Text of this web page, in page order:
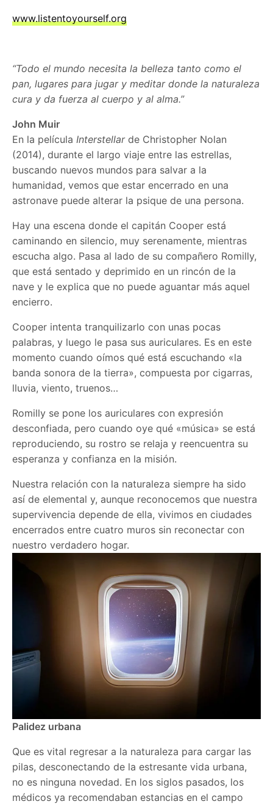
www.listentoyourself.org
“Todo el mundo necesita la belleza tanto comoel
pan, lugares para jugar y meditardonde la naturaleza
cura y da fuerza al cuerpo y al alma.”
John Muir
En la película Interstellarde Christopher Nolan
(2014), durante el largo viaje entre las estrellas,
buscando nuevos mundos para salvar a la
humanidad, vemos que estar encerrado en una
astronave puede alterar la psique de una persona.
Hay una escena donde el capitán Cooper está
caminando en silencio, muy serenamente, mientras
escucha algo. Pasa al lado de su compañero Romilly,
que está sentado y deprimido en un rincón de la
nave y le explica que no puede aguantar más aquel
encierro.
Cooper intenta tranquilizarlo con unas pocas
palabras, y luego le pasa sus auriculares. Es en este
momento cuando oímos qué está escuchando «la
banda sonora de la tierra», compuesta por cigarras,
lluvia, viento, truenos…
Romilly se pone los auriculares con expresión
desconfiada, pero cuando oye qué «música» se está
reproduciendo, su rostro se relaja y reencuentra su
esperanza y confianza en la misión.
Nuestra relación con la naturaleza siempre ha sido
así de elemental y, aunque reconocemos que nuestra
supervivencia depende de ella, vivimos en ciudades
encerrados entre cuatro muros sin reconectar con
nuestro verdadero hogar.
Palidez urbana
Que es vital regresar a la naturaleza para cargar las
pilas, desconectando de la estresante vida urbana,
no es ninguna novedad. En los siglos pasados, los
médicos ya recomendaban estancias en el campo